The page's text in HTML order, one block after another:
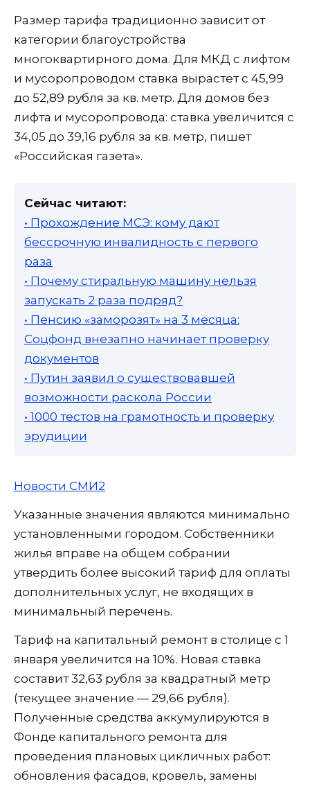
Размер тарифа традиционно зависит от
категории благоустройства
многоквартирного дома. Для МКД с лифтом
и мусоропроводом ставка вырастет с 45,99
до 52,89 рубля за кв. метр. Для домов без
лифта и мусоропровода: ставка увеличится с
34,05 до 39,16 рубля за кв. метр, пишет
«Российская газета».
Сейчас читают:
• Прохождение МСЭ: кому дают
бессрочную инвалидность с первого
раза
• Почему стиральную машину нельзя
запускать 2 раза подряд?
• Пенсию «заморозят» на 3 месяца:
Соцфонд внезапно начинает проверку
документов
• Путин заявил о существовавшей
возможности раскола России
• 1000 тестов на грамотность и проверку
эрудиции
Новости СМИ2
Указанные значения являются минимально
установленными городом. Собственники
жилья вправе на общем собрании
утвердить более высокий тариф для оплаты
дополнительных услуг, не входящих в
минимальный перечень.
Тариф на капитальный ремонт в столице с 1
января увеличится на 10%. Новая ставка
составит 32,63 рубля за квадратный метр
(текущее значение — 29,66 рубля).
Полученные средства аккумулируются в
Фонде капитального ремонта для
проведения плановых цикличных работ:
обновления фасадов, кровель, замены